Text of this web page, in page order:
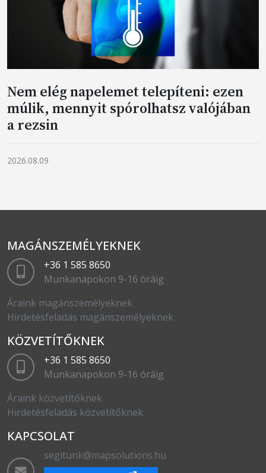
Nem elég napelemet telepíteni: ezen
múlik, mennyit spórolhatsz valójában
a rezsin
2026.08.09
MAGÁNSZEMÉLYEKNEK
+36 1 585 8650
Munkanapokon 9-16 óráig
Áraink magánszemélyeknek
Hirdetésfeladás magánszemélyeknek
KÖZVETÍTŐKNEK
+36 1 585 8650
Munkanapokon 9-16 óráig
Áraink közvetítőknek
Hirdetésfeladás közvetítőknek
KAPCSOLAT
segitunk@mapsolutions.hu